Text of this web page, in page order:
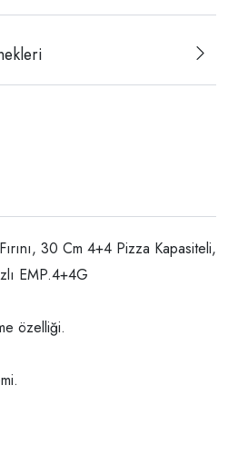
30 Cm 4+4 Pizza Kapasiteli,
EMP.4+4G
özelliği.